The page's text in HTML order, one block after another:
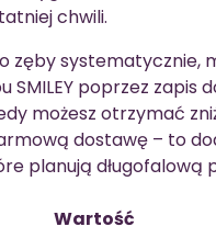
chwili.
zęby systematycznie,
SMILEY poprzez zapis
możesz otrzymać
dostawę – to
planują długofalową
Wartość